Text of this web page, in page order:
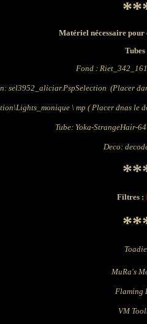
Matériel nécessaire
Tubes
Fond :
sel3952_aliciar.PspSelection (Placer
\ mp ( Placer dnas le
Tube: Yoka-StrangeHair-
Deco:
Filtres :
MuRa's
Flaming
VM